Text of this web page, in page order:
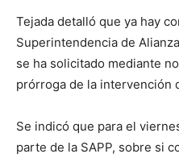
Tejada detalló que ya hay
Superintendencia de
se ha solicitado mediante
prórroga de la intervención
Se indicó que para el
parte de la SAPP, sobre si